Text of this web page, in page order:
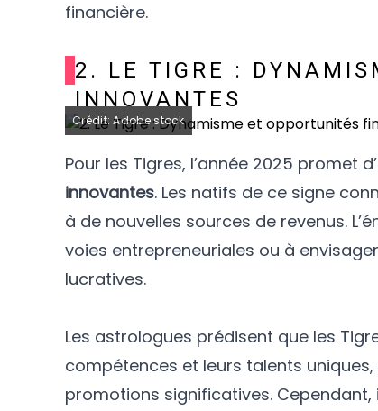
financière.
2. LE TIGRE :
INNOVANTES
Crédit: Adobe stock
Pour les Tigres, l’année 2025 promet
innovantes. Les natifs de ce signe
à de nouvelles sources de revenus.
voies entrepreneuriales ou à
lucratives.
Les astrologues prédisent que les
compétences et leurs talents
promotions significatives.